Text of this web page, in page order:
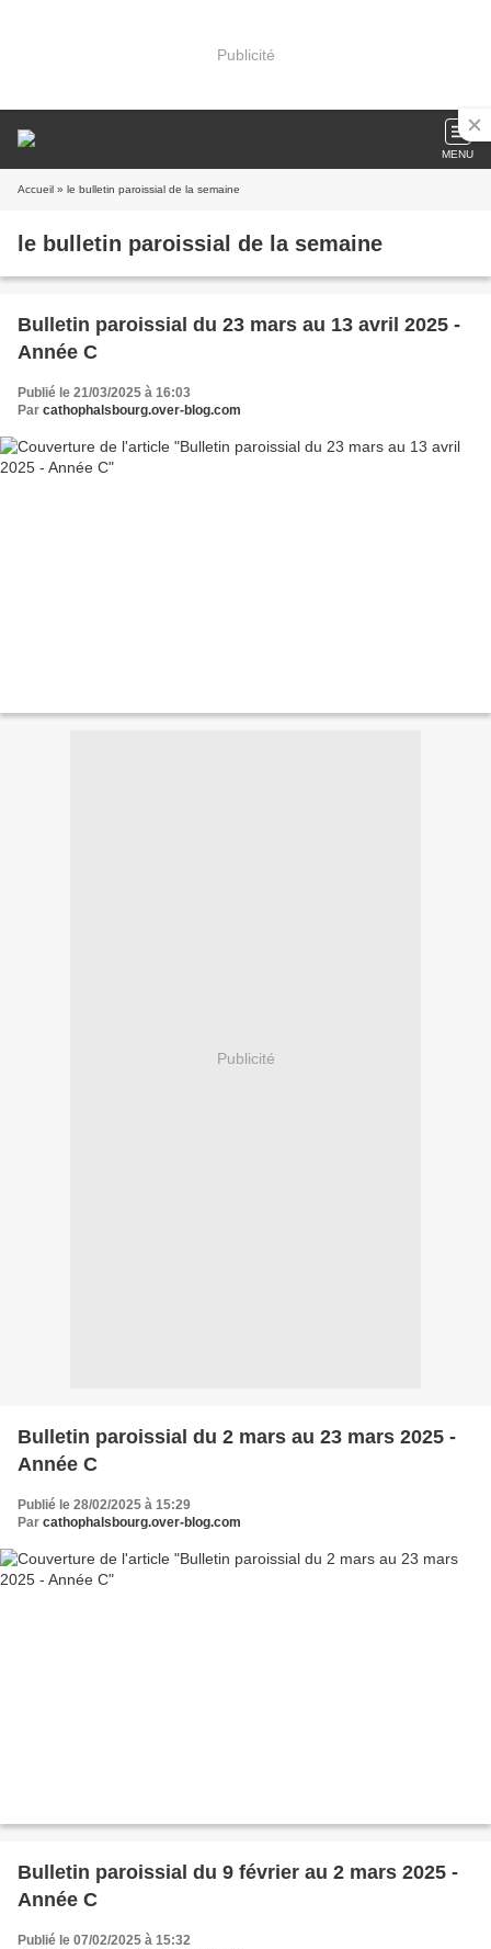
Publicité
MENU
Accueil » le bulletin paroissial de la semaine
le bulletin paroissial de la semaine
Bulletin paroissial du 23 mars au 13 avril 2025 -
Année C
Publié le 21/03/2025 à 16:03
Par cathophalsbourg.over-blog.com
Publicité
Bulletin paroissial du 2 mars au 23 mars 2025 -
Année C
Publié le 28/02/2025 à 15:29
Par cathophalsbourg.over-blog.com
Bulletin paroissial du 9 février au 2 mars 2025 -
Année C
Publié le 07/02/2025 à 15:32